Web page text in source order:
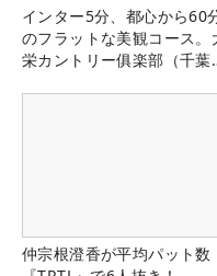
インター5分、都心から60
のフラットな美観コース。
栄カントリー俱楽部（千葉
仲宗根澄香が平均パット数